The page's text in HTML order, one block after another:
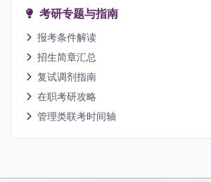
考研专题与指南
报考条件解读
招生简章汇总
复试调剂指南
在职考研攻略
管理类联考时间轴